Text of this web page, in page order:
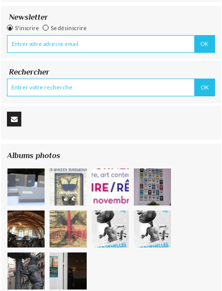
Newsletter
S'inscrire Se désinscrire
Rechercher
Albums photos